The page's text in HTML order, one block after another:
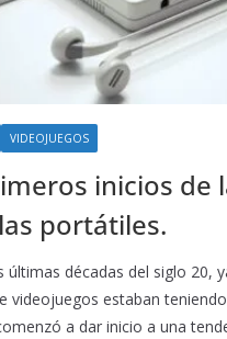
VIDEOJUEGOS
inicios de
portátiles.
últimas décadas del siglo 20,
videojuegos estaban
a dar inicio a una